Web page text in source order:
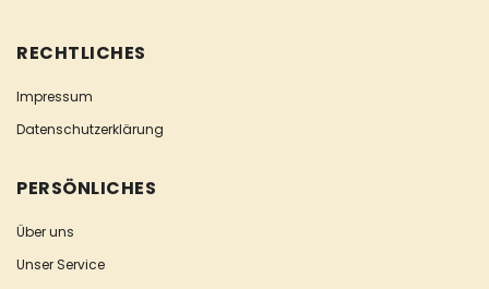
RECHTLICHES
Impressum
Datenschutzerklärung
PERSÖNLICHES
Über uns
Unser Service